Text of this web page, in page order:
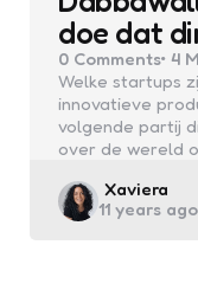
doe dat
0 Comments 4
Welke startups
innovatieve
volgende partij
over de wereld
Posted
by
Xaviera
11 years ago